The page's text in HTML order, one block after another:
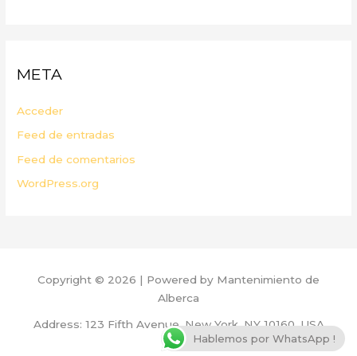
META
Acceder
Feed de entradas
Feed de comentarios
WordPress.org
Copyright © 2026 | Powered by Mantenimiento de
Alberca
Address: 123 Fifth Avenue, New York, NY 10160, USA
Hablemos por WhatsApp !